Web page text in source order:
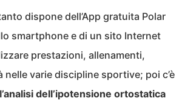
dispone dell’App gratuita Polar
smartphone e di un sito Internet
prestazioni, allenamenti,
nelle varie discipline sportive; poi c’è
dell’ipotensione ortostatica